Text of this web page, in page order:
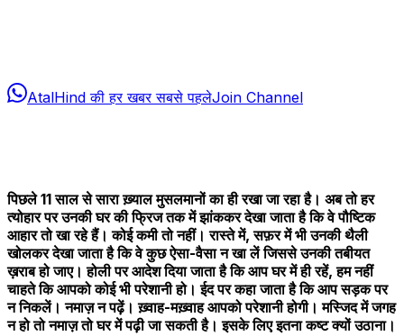
AtalHind की हर खबर सबसे पहलेJoin Channel
पिछले 11 साल से सारा ख़्याल मुसलमानों का ही रखा जा रहा है। अब तो हर
त्योहार पर उनकी घर की फ्रिज तक में झांककर देखा जाता है कि वे पौष्टिक
आहार तो खा रहे हैं। कोई कमी तो नहीं। रास्ते में, सफ़र में भी उनकी थैली
खोलकर देखा जाता है कि वे कुछ ऐसा-वैसा न खा लें जिससे उनकी तबीयत
ख़राब हो जाए। होली पर आदेश दिया जाता है कि आप घर में ही रहें, हम नहीं
चाहते कि आपको कोई भी परेशानी हो। ईद पर कहा जाता है कि आप सड़क पर
न निकलें। नमाज़ न पढ़ें। ख़्वाह-मख़्वाह आपको परेशानी होगी। मस्जिद में जगह
न हो तो नमाज़ तो घर में पढ़ी जा सकती है। इसके लिए इतना कष्ट क्यों उठाना।